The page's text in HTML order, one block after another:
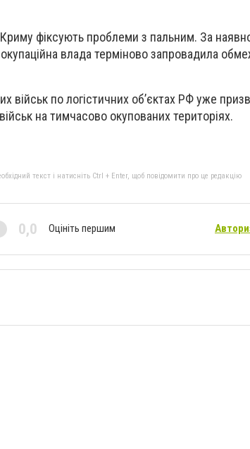
фіксують проблеми з пальним. За
влада терміново запровадила
військ по логістичних об’єктах РФ уже
на тимчасово окупованих територіях.
текст і натисніть Ctrl + Enter, щоб повідомити про це редакцію
0,0 Оцініть першим